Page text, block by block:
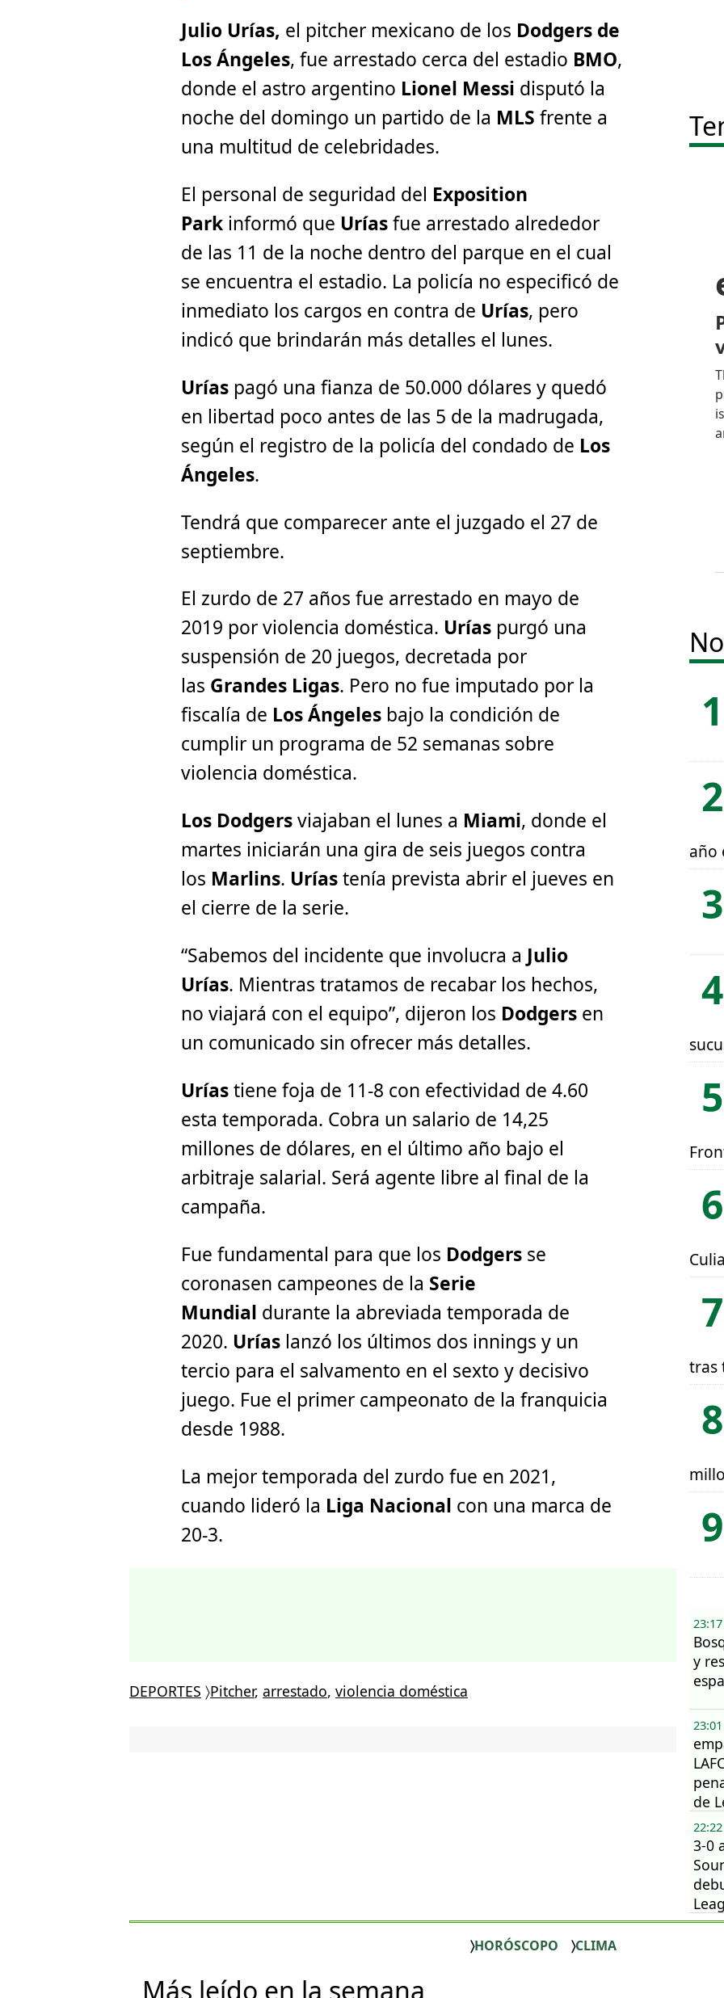
Julio Urías, el pitcher mexicano de los Dodgers de
Los Ángeles, fue arrestado cerca del estadio BMO,
donde el astro argentino Lionel Messi disputó la
noche del domingo un partido de la MLS frente a
una multitud de celebridades.
El personal de seguridad del Exposition
Park informó que Uríasfue arrestado alrededor
de las 11 de la noche dentro del parque en el cual
se encuentra el estadio. La policía no especificó de
inmediato los cargos en contra de Urías, pero
indicó que brindarán más detalles el lunes.
Urías pagó una fianza de 50.000 dólares y quedó
en libertad poco antes de las 5 de la madrugada,
según el registro de la policía del condado de Los
Ángeles.
Tendrá que comparecer ante el juzgado el 27 de
septiembre.
El zurdo de 27 años fue arrestado en mayo de
2019 por violencia doméstica. Urías purgó una
suspensión de 20 juegos, decretada por
las Grandes Ligas. Pero no fue imputado por la
fiscalía de Los Ángeles bajo la condición de
cumplir un programa de 52 semanas sobre
violencia doméstica.
Los Dodgersviajaban el lunes a Miami, donde el
martes iniciarán una gira de seis juegos contra
los Marlins. Uríastenía prevista abrir el jueves en
el cierre de la serie.
“Sabemos del incidente que involucra a Julio
Urías. Mientras tratamos de recabar los hechos,
no viajará con el equipo”, dijeron los Dodgers en
un comunicado sin ofrecer más detalles.
Uríastiene foja de 11-8 con efectividad de 4.60
esta temporada. Cobra un salario de 14,25
millones de dólares, en el último año bajo el
arbitraje salarial. Será agente libre al final de la
campaña.
Fue fundamental para que los Dodgers se
coronasen campeones de la Serie
Mundial durante la abreviada temporada de
2020. Urías lanzó los últimos dos innings y un
tercio para el salvamento en el sexto y decisivo
juego. Fue el primer campeonato de la franquicia
desde 1988.
La mejor temporada del zurdo fue en 2021,
cuando lideró la Liga Nacional con una marca de
20-3.
DEPORTES 〉Pitcher, arrestado, violencia doméstica
año
tras
23:17
y
23:01
de
22:22
3-0
HORÓSCOPO CLIMA
Más leído en la semana